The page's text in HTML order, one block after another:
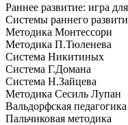
Раннее развитие: игра
Системы раннего
Методика Монтессори
Методика П.Тюленева
Система Никитиных
Система Г.Домана
Система Н.Зайцева
Методика Сесиль Лупан
Вальдорфская педагогика
Пальчиковая методика